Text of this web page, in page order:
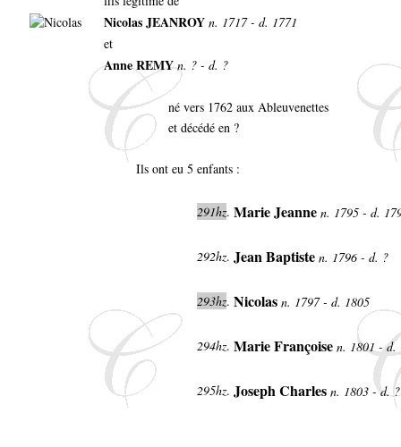
Nicolas JEANROY n. 1717 - d. 1771
et
Anne REMYn. ? - d. ?
né vers 1762 aux Ableuvenettes
et décédé en ?
Ils ont eu 5 enfants :
291hz. Marie Jeanne n. 1795 - d.
292hz. Jean Baptiste n. 1796 - d. ?
293hz. Nicolas n. 1797 - d. 1805
294hz. Marie Françoise n. 1801 -
295hz. Joseph Charles n. 1803 - d.